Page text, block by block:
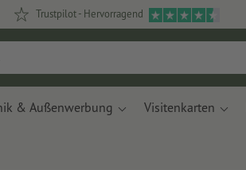
Trustpilot - Hervorragend
& Außenwerbung Visitenkarten